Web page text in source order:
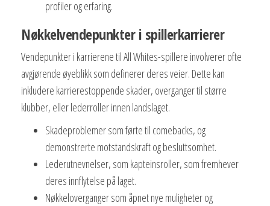
profiler og erfaring.
Nøkkelvendepunkter i spillerkarrierer
Vendepunkter i karrierene til All Whites-spillere involverer ofte
avgjørende øyeblikk som definerer deres veier. Dette kan
inkludere karrierestoppende skader, overganger til større
klubber, eller lederroller innen landslaget.
Skadeproblemer som førte til comebacks, og
demonstrerte motstandskraft og besluttsomhet.
Lederutnevnelser, som kapteinsroller, som fremhever
deres innflytelse på laget.
Nøkkeloverganger som åpnet nye muligheter og